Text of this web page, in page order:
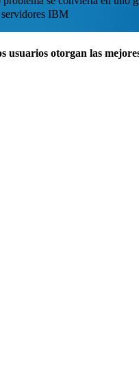
servidores IBM
usuarios otorgan las